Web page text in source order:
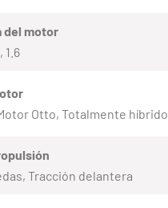
del motor
1.6
Otto, Totalmente híbrido
Tracción delantera